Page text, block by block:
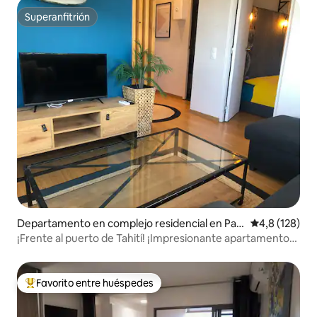
Superanfitrión
Superanfitrión
Departamento en complejo residencial en Pap
eete
Calificación
4,8 (128)
¡Frente al puerto de Tahití! ¡Impresionante apartamento
Favorito entre los huéspedes más destacados
Favorito entre huéspedes